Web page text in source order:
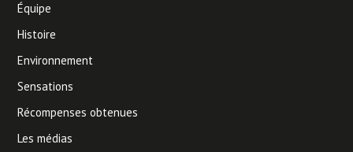
Équipe
Histoire
Environnement
Sensations
Récompenses obtenues
Les médias